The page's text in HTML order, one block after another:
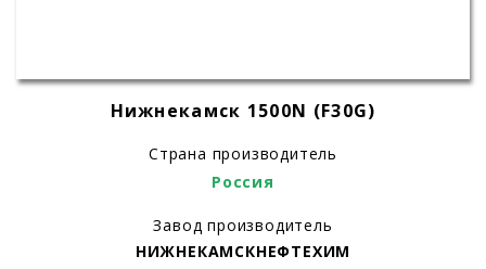
Нижнекамск 1500N (F30G)
Страна производитель
Россия
Завод производитель
НИЖНЕКАМСКНЕФТЕХИМ